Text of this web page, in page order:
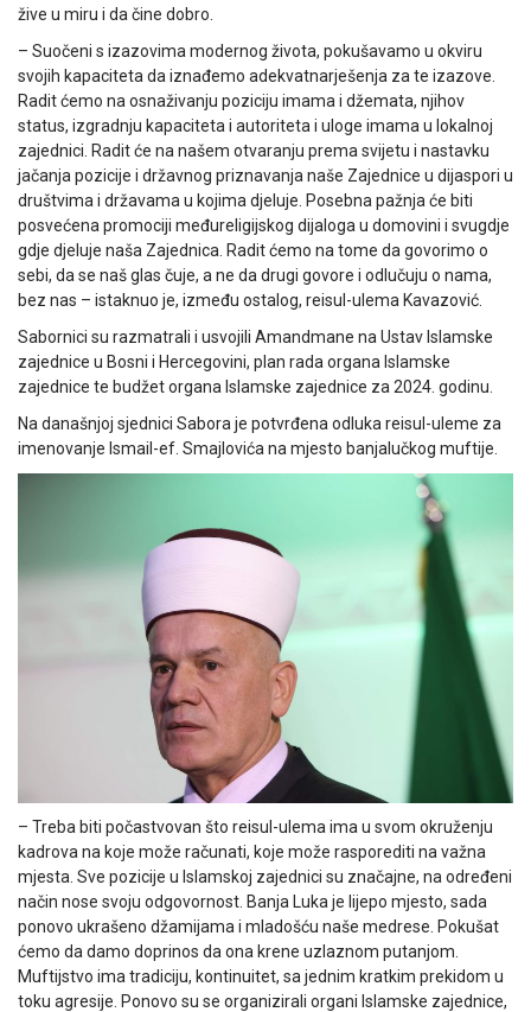
žive u miru i da čine dobro.
– Suočeni s izazovima modernog života, pokušavamo u okviru
svojih kapaciteta da iznađemo adekvatnarješenja za te izazove.
Radit ćemo na osnaživanju poziciju imama i džemata, njihov
status, izgradnju kapaciteta i autoriteta i uloge imama u lokalnoj
zajednici. Radit će na našem otvaranju prema svijetu i nastavku
jačanja pozicije i državnog priznavanja naše Zajednice u dijaspori u
društvima i državama u kojima djeluje. Posebna pažnja će biti
posvećena promociji međureligijskog dijaloga u domovini i svugdje
gdje djeluje naša Zajednica. Radit ćemo na tome da govorimo o
sebi, da se naš glas čuje, a ne da drugi govore i odlučuju o nama,
bez nas – istaknuo je, između ostalog, reisul-ulema Kavazović.
Sabornici su razmatrali i usvojili Amandmane na Ustav Islamske
zajednice u Bosni i Hercegovini, plan rada organa Islamske
zajednice te budžet organa Islamske zajednice za 2024. godinu.
Na današnjoj sjednici Sabora je potvrđena odluka reisul-uleme za
imenovanje Ismail-ef. Smajlovića na mjesto banjalučkog muftije.
– Treba biti počastvovan što reisul-ulema ima u svom okruženju
kadrova na koje može računati, koje može rasporediti na važna
mjesta. Sve pozicije u Islamskoj zajednici su značajne, na određeni
način nose svoju odgovornost. Banja Luka je lijepo mjesto, sada
ponovo ukrašeno džamijama i mladošću naše medrese. Pokušat
ćemo da damo doprinos da ona krene uzlaznom putanjom.
Muftijstvo ima tradiciju, kontinuitet, sa jednim kratkim prekidom u
toku agresije. Ponovo su se organizirali organi Islamske zajednice,